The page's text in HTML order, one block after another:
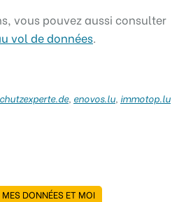
vous pouvez aussi consulter
vol de données.
, enovos.lu, immotop.lu
MES DONNÉES ET MOI